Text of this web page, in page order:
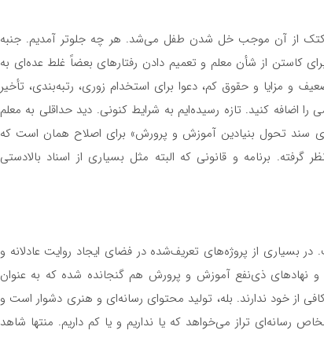
از آن موجب خل شدن طفل می‌شد. هر چه جلوتر آمدیم. جنبه
کاستن از شأن معلم و تعمیم دادن رفتارهای بعضاً غلط عده‌ای به
و مزایا و حقوق کم، دعوا برای استخدام زوری، رتبه‌بندی، تأخیر
کنید. تازه رسیده‌ایم به شرایط کنونی. دید حداقلی به معلم
سند تحول بنیادین آموزش و پرورش» برای اصلاح همان است که
برنامه و قانونی که البته مثل بسیاری از اسناد بالادستی
بسیاری از پروژه‌های تعریف‌شده در فضای ایجاد روایت عادلانه و
و نهادهای ذی‌نفع آموزش و پرورش هم گنجانده شده که به عنوان
از خود ندارند. بله، تولید محتوای رسانه‌ای و هنری دشوار است و
رسانه‌ای تراز می‌خواهد که یا نداریم و یا کم داریم. منتها شاهد